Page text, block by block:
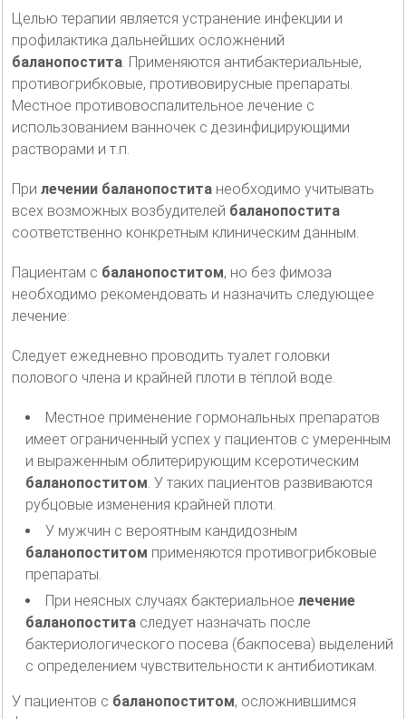
Целью терапии является устранение инфекции и
профилактика дальнейших осложнений
баланопостита. Применяются антибактериальные,
противогрибковые, противовирусные препараты.
Местное противовоспалительное лечение с
использованием ванночек с дезинфицирующими
растворами и т.п.
При лечении баланопостита необходимо учитывать
всех возможных возбудителей баланопостита
соответственно конкретным клиническим данным.
Пациентам с баланопоститом, но без фимоза
необходимо рекомендовать и назначить следующее
лечение:
Следует ежедневно проводить туалет головки
полового члена и крайней плоти в тёплой воде.
Местное применение гормональных препаратов
имеет ограниченный успех у пациентов с умеренным
и выраженным облитерирующим ксеротическим
баланопоститом. У таких пациентов развиваются
рубцовые изменения крайней плоти.
У мужчин с вероятным кандидозным
баланопоститом применяются противогрибковые
препараты.
При неясных случаях бактериальное лечение
баланопостита следует назначать после
бактериологического посева (бакпосева) выделений
с определением чувствительности к антибиотикам.
У пациентов с баланопоститом, осложнившимся